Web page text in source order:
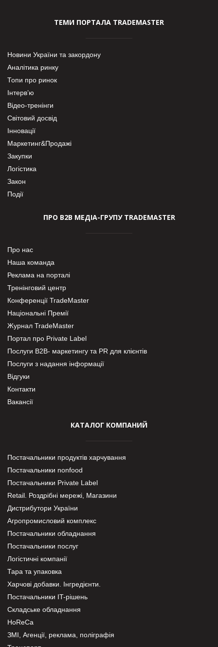
ТЕМИ ПОРТАЛА TRADEMASTER
Новини України та закордону
Аналітика ринку
Топи про ринок
Інтерв’ю
Відео-тренінги
Світовий досвід
Інновації
Маркетинг&Продажі
Закупки
Логістика
Закон
Події
ПРО В2В МЕДІА-ГРУПУ TRADEMASTER
Про нас
Наша команда
Реклама на порталі
Тренінговий центр
Конференції TradeMaster
Національні Премії
Журнал TradeMaster
Портал про Private Label
Послуги В2В- маркетингу та PR для клієнтів
Послуги з надання інформації
Відгуки
Контакти
Вакансії
КАТАЛОГ КОМПАНИЙ
Постачальники продуктів харчування
Постачальники nonfood
Постачальники Private Label
Retail. Роздрібні мережі, Магазини
Дистрибутори України
Агропромисловий комплекс
Постачальники обладнання
Постачальники послуг
Логістичні компанії
Тара та упаковка
Харчові добавки. Інгредієнти.
Постачальники IT-рішень
Складське обладнання
HoReCa
ЗМІ, Агенції, реклама, поліграфія